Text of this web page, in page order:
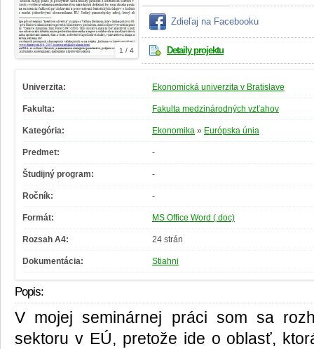
1 / 4
Zdieľaj na Facebooku
Detaily projektu
Univerzita: Ekonomická univerzita v Bratislave
Fakulta: Fakulta medzinárodných vzťahov
Kategória: Ekonomika » Európska únia
Predmet: -
Študijný program: -
Ročník: -
Formát: MS Office Word (.doc)
Rozsah A4: 24 strán
Dokumentácia: Stiahni
Popis:
V mojej seminárnej práci som sa
sektoru v EÚ, pretože ide o oblasť,